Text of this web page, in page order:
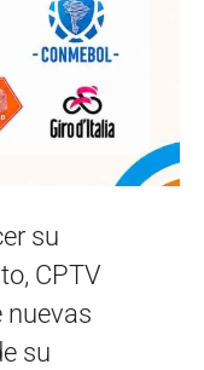
su
CPTV
nuevas
su